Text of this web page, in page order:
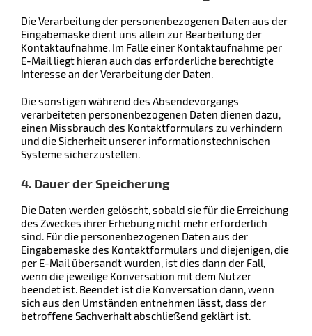
Die Verarbeitung der personenbezogenen Daten aus der
Eingabemaske dient uns allein zur Bearbeitung der
Kontaktaufnahme. Im Falle einer Kontaktaufnahme per
E-Mail liegt hieran auch das erforderliche berechtigte
Interesse an der Verarbeitung der Daten.
Die sonstigen während des Absendevorgangs
verarbeiteten personenbezogenen Daten dienen dazu,
einen Missbrauch des Kontaktformulars zu verhindern
und die Sicherheit unserer informationstechnischen
Systeme sicherzustellen.
4. Dauer der Speicherung
Die Daten werden gelöscht, sobald sie für die Erreichung
des Zweckes ihrer Erhebung nicht mehr erforderlich
sind. Für die personenbezogenen Daten aus der
Eingabemaske des Kontaktformulars und diejenigen, die
per E-Mail übersandt wurden, ist dies dann der Fall,
wenn die jeweilige Konversation mit dem Nutzer
beendet ist. Beendet ist die Konversation dann, wenn
sich aus den Umständen entnehmen lässt, dass der
betroffene Sachverhalt abschließend geklärt ist.